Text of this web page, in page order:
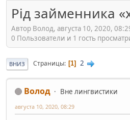
Рід займенника
Автор Волод, августа 10, 2020,
0 Пользователи и 1 гость
ВНИЗ Страницы 1 2
Волод Вне лингвистики
августа 10, 2020, 08:29